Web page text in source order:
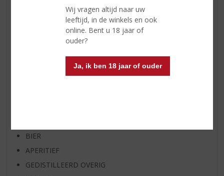
Wij vragen altijd naar uw
leeftijd, in de winkels en ook
online. Bent u 18 jaar of
ouder?
Ja, ik ben 18 jaar of ouder
RUM VAN DE MAAND
BIER VAN DE MAAND
SPIRIT VAN DE MAAND
BIER SPECIALS
BIER
APERITIEF
GEDISTILLEERD OVERIG